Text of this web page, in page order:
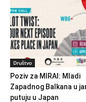
Društvo
Poziv za MIRAI: Mladi
Zapadnog Balkana u
putuju u Japan